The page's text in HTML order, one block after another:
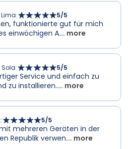
: 5/5
funktionierte gut für mich
einwöchigen A... more
: 5/5
Service und einfach zu
zu installieren.... more
: 5/5
mehreren Geräten in der
Republik verwen... more